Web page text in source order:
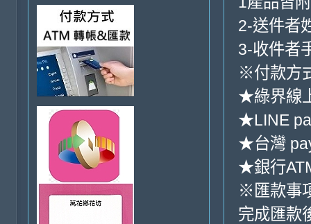
2-送件者
3-收件者
※付款方
★綠界線
★LINE
★台灣
★銀行
※匯款事
完成匯款